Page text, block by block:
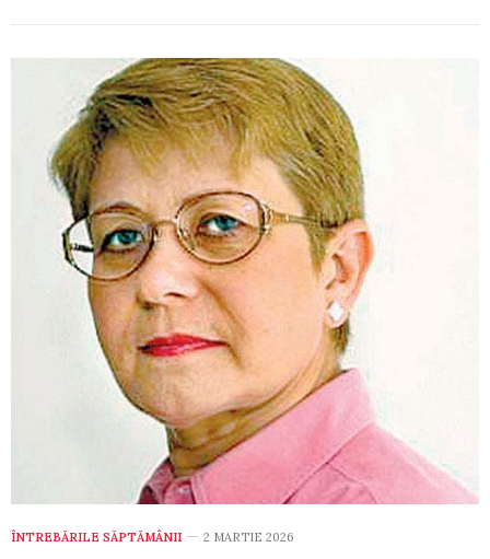
ÎNTREBĂRILE SĂPTĂMÂNII 2 MARTIE 2026